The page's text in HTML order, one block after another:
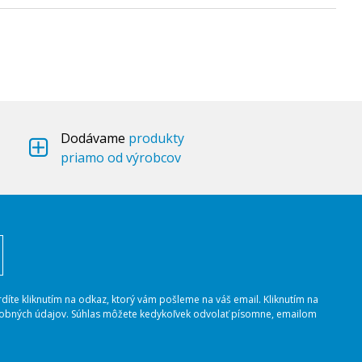
Dodávame produkty
priamo od výrobcov
kliknutím na odkaz, ktorý vám pošleme na váš email. Kliknutím na
údajov. Súhlas môžete kedykoľvek odvolať písomne, emailom